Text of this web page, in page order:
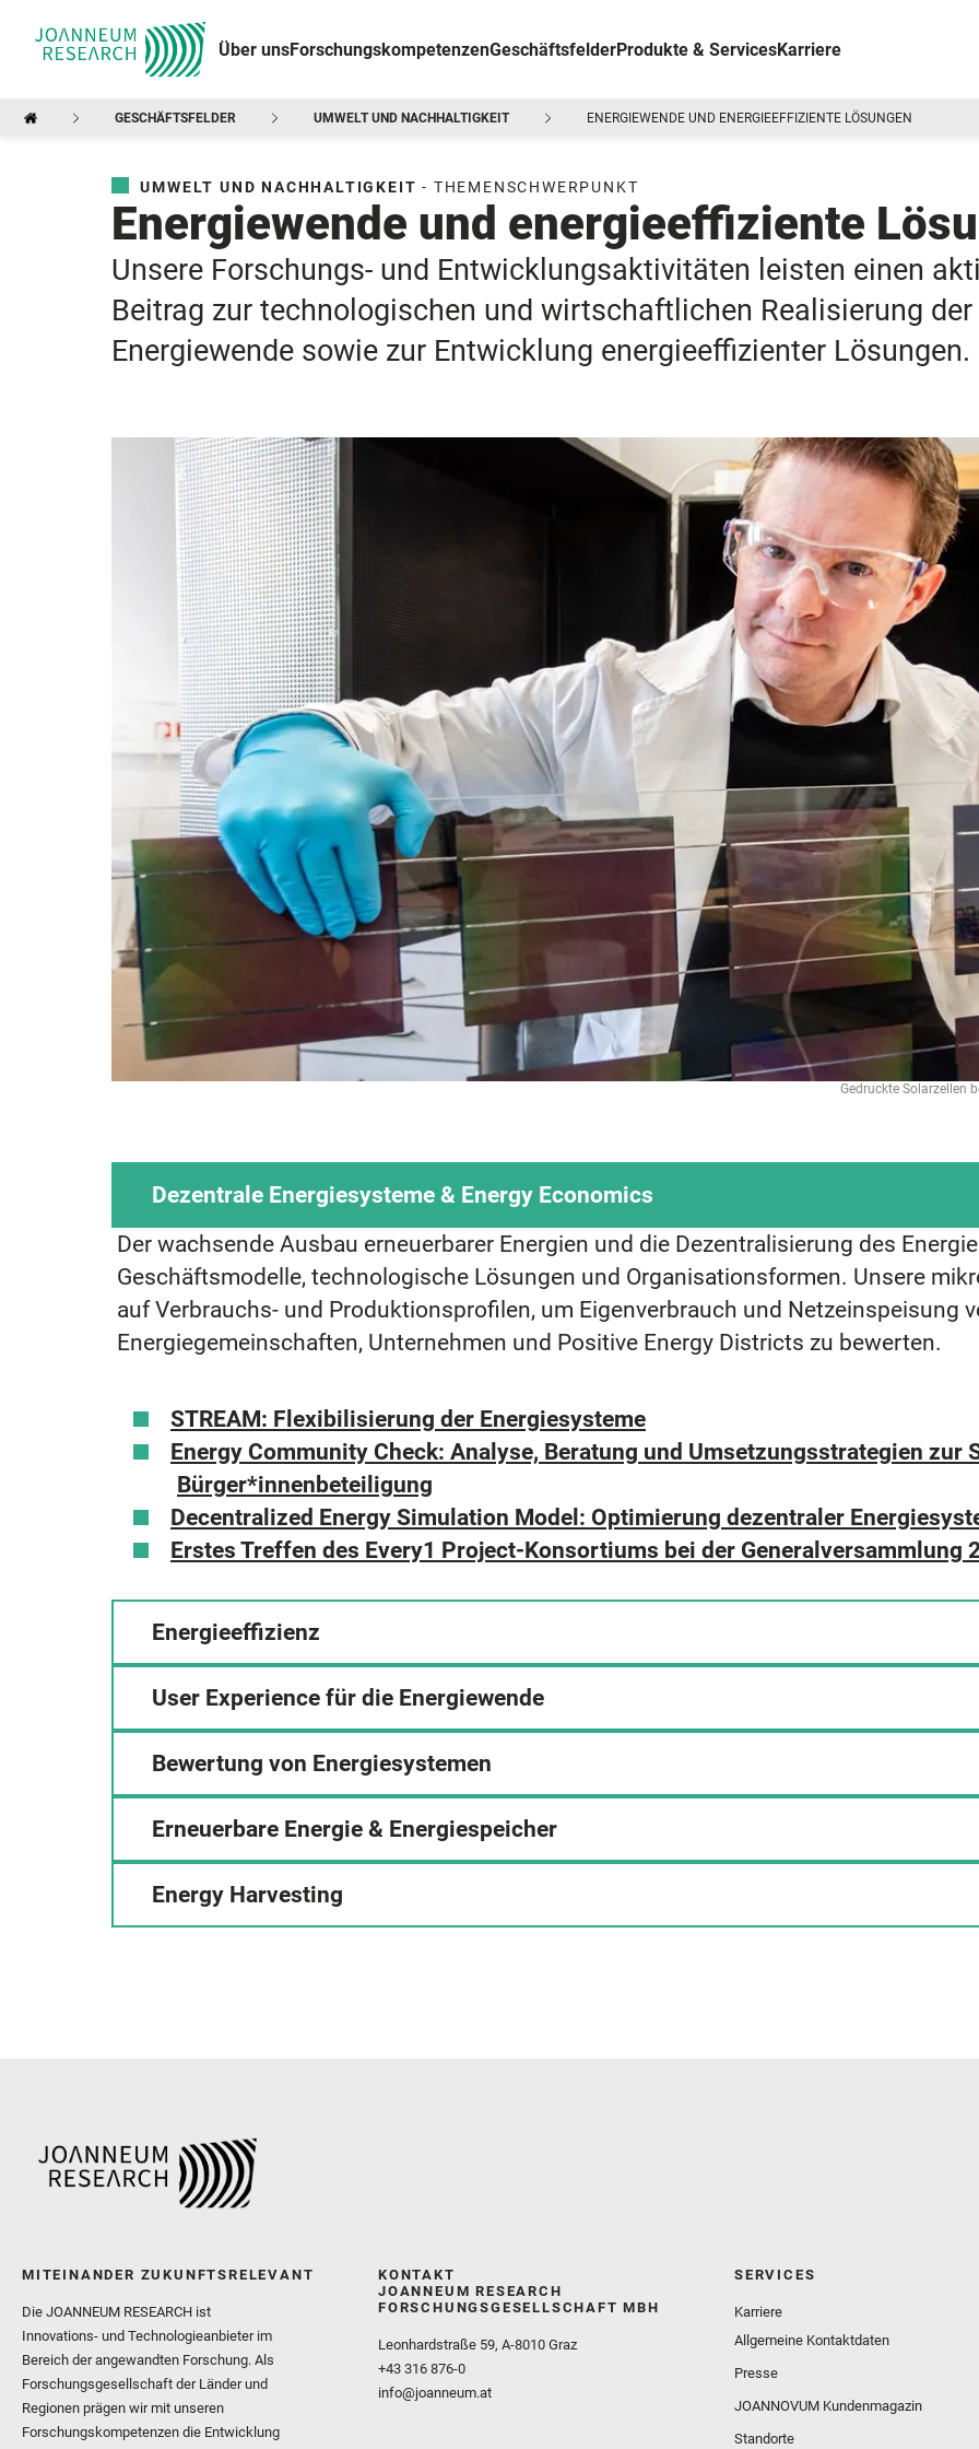
Über unsForschungskompetenzenGeschäftsfelderProdukte & ServicesKarriere
GESCHÄFTSFELDER UMWELT UND NACHHALTIGKEIT ENERGIEWENDE UND ENERGIEEFFIZIENTE LÖSUNGEN
UMWELT UND NACHHALTIGKEIT - THEMENSCHWERPUNKT
Energiewende und energieeffiziente
Unsere Forschungs- und Entwicklungsaktivitäten leisten einen
Beitrag zur technologischen und wirtschaftlichen Realisierung der
Energiewende sowie zur Entwicklung energieeffizienter Lösungen.
Gedruckte Solarzellen
Dezentrale Energiesysteme & Energy Economics
Der wachsende Ausbau erneuerbarer Energien und die Dezentralisierung des
Geschäftsmodelle, technologische Lösungen und Organisationsformen. Unsere
auf Verbrauchs- und Produktionsprofilen, um Eigenverbrauch und Netzeinspeisung
Energiegemeinschaften, Unternehmen und Positive Energy Districts zu bewerten.
STREAM: Flexibilisierung der Energiesysteme
Energy Community Check: Analyse, Beratung und Umsetzungsstrategien zur
Bürger*innenbeteiligung
Decentralized Energy Simulation Model: Optimierung dezentraler
Erstes Treffen des Every1 Project-Konsortiums bei der Generalversammlung
Energieeffizienz
User Experience für die Energiewende
Bewertung von Energiesystemen
Erneuerbare Energie & Energiespeicher
Energy Harvesting
MITEINANDER ZUKUNFTSRELEVANT
Die JOANNEUM RESEARCH ist
Innovations- und Technologieanbieter im
Bereich der angewandten Forschung. Als
Forschungsgesellschaft der Länder und
Regionen prägen wir mit unseren
Forschungskompetenzen die Entwicklung
KONTAKT
JOANNEUM RESEARCH
FORSCHUNGSGESELLSCHAFT MBH
Leonhardstraße 59, A-8010 Graz
+43 316 876-0
info@joanneum.at
SERVICES
Karriere
Allgemeine Kontaktdaten
Presse
JOANNOVUM Kundenmagazin
Standorte